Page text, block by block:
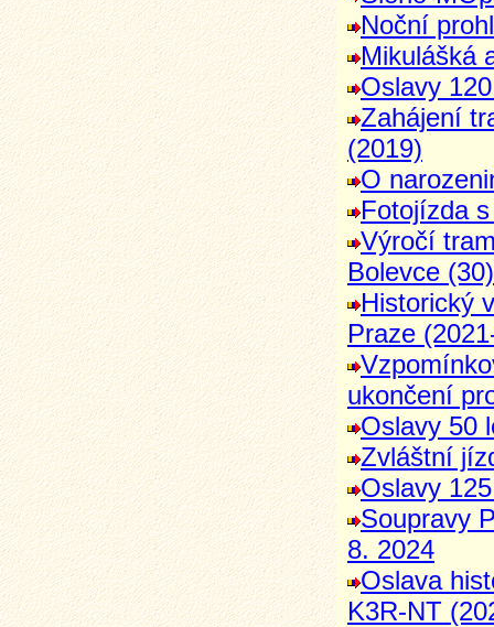
Noční
Mikulášká
Oslavy
Zahájení
(2019)
O
Fotojízda
Výročí
Bolevce
Historický
Praze
ukončení
Oslavy 50
Zvláštní
Oslavy
Soupravy
8. 2024
Oslava
K3R-NT